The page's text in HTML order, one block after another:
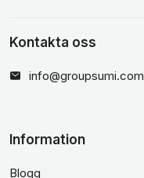
Kontakta oss
info@groupsumi.com
Information
Blogg